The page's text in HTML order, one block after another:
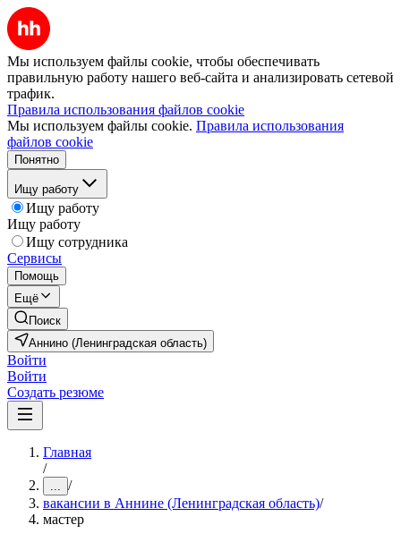
Мы используем файлы cookie, чтобы обеспечивать
правильную работу нашего веб-сайта и анализировать сетевой
трафик.
Правила использования файлов cookie
Мы используем файлы cookie. Правила использования
файлов cookie
Понятно
Ищу работу
Ищу работу
Ищу работу
Ищу сотрудника
Сервисы
Помощь
Ещё
Поиск
Аннино (Ленинградская область)
Войти
Войти
Создать резюме
Главная
/
... /
вакансии в Аннине (Ленинградская область)/
мастер